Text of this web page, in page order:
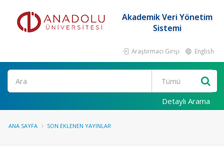
Akademik Veri Yönetim
Sistemi
Araştırmacı Girişi English
Ara
Detaylı Arama
ANA SAYFA SON EKLENEN YAYINLAR